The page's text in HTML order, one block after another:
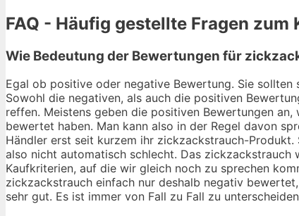
FAQ - Häufig gestellte Fragen
Wie Bedeutung der Bewertungen für
Egal ob positive oder negative Bewertung. Sie
Sowohl die negativen, als auch die positiven
reffen. Meistens geben die positiven Bewertungen
bewertet haben. Man kann also in der Regel davon
Händler erst seit kurzem ihr zickzackstrauch-Produkt.
also nicht automatisch schlecht. Das
Kaufkriterien, auf die wir gleich noch zu sprechen
zickzackstrauch einfach nur deshalb negativ
sehr gut. Es ist immer von Fall zu Fall zu